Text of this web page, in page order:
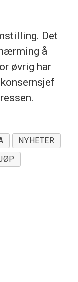
Det
å
øvrig har
NYHETER